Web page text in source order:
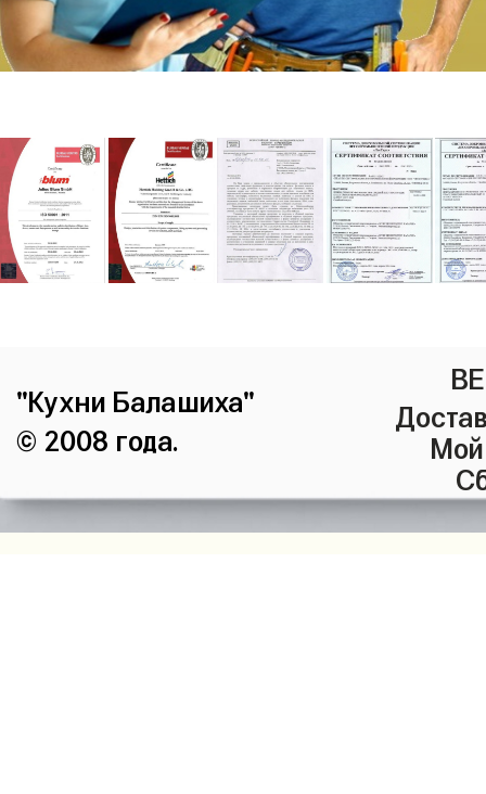
"Кухни Балашиха"
© 2008 года.